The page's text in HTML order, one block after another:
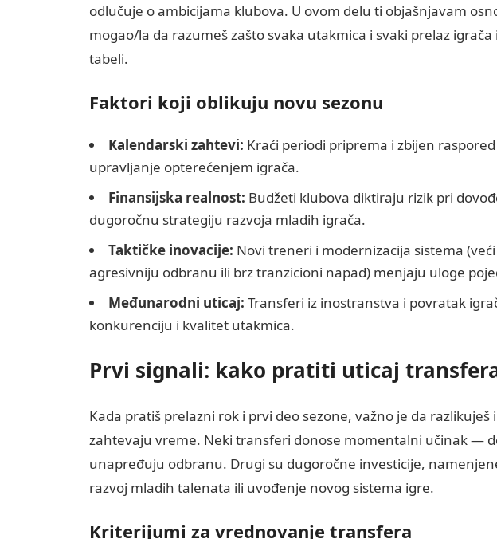
odlučuje o ambicijama klubova. U ovom delu ti objašnjavam
mogao/la da razumeš zašto svaka utakmica i svaki prelaz
tabeli.
Faktori koji oblikuju novu sezonu
Kalendarski zahtevi: Kraći periodi priprema i zbijen
upravljanje opterećenjem igrača.
Finansijska realnost: Budžeti klubova diktiraju rizik pri
dugoročnu strategiju razvoja mladih igrača.
Taktičke inovacije: Novi treneri i modernizacija sistema
agresivniju odbranu ili brz tranzicioni napad) menjaju uloge
Međunarodni uticaj: Transferi iz inostranstva i povratak
konkurenciju i kvalitet utakmica.
Prvi signali: kako pratiti uticaj
Kada pratiš prelazni rok i prvi deo sezone, važno je da
zahtevaju vreme. Neki transferi donose momentalni učinak —
unapređuju odbranu. Drugi su dugoročne investicije,
razvoj mladih talenata ili uvođenje novog sistema igre.
Kriterijumi za vrednovanje transfera